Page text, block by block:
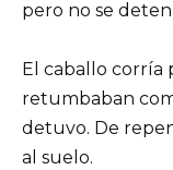
pero no se
El caballo corría
retumbaban
detuvo. De
al suelo.